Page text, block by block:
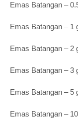
Emas
Emas
Emas
Emas
Emas
Emas